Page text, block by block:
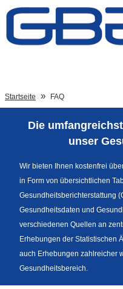
Zum Inhalt
Sprachumschaltung
Fußzeile
Startseite FAQ
Die
unser
Wir bieten Ihnen kostenfrei
in Form von übersichtlichen
Gesundheitsberichterstattung
Gesundheitsdaten und
verschiedenen Quellen an
Erhebungen der Statistischen
auch Erhebungen zahlreicher
Gesundheitsbereich.